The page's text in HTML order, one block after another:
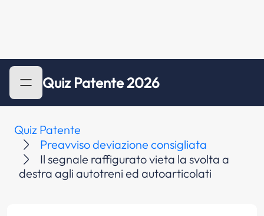
Quiz Patente 2026
Quiz Patente
Preavviso deviazione consigliata
Il segnale raffigurato vieta la svolta a
destra agli autotreni ed autoarticolati